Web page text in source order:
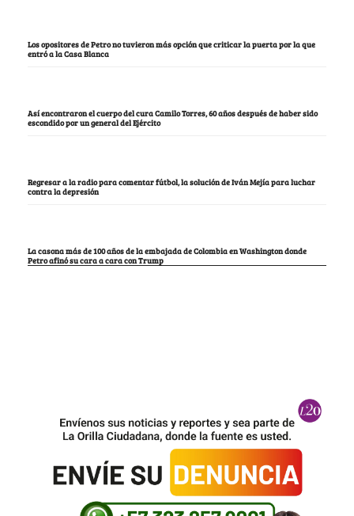
Los opositores de Petro no tuvieron más opción que criticar la puerta por la que
entró a la Casa Blanca
Así encontraron el cuerpo del cura Camilo Torres, 60 años después de haber sido
escondido por un general del Ejército
Regresar a la radio para comentar fútbol, la solución de Iván Mejía para luchar
contra la depresión
La casona más de 100 años de la embajada de Colombia en Washington donde
Petro afinó su cara a cara con Trump